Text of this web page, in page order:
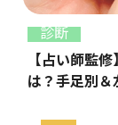
診断
【占い師監
は？手足別＆